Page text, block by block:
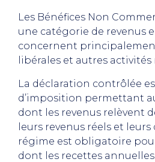
Les Bénéfices Non
une catégorie de revenus
concernent
libérales et autres
La déclaration contrôlée
d’imposition permettant
dont les revenus relèvent
leurs revenus réels et leurs
régime est obligatoire
dont les recettes